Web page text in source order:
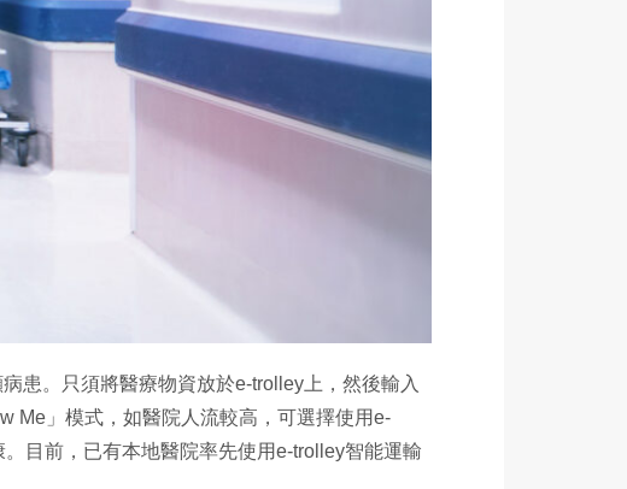
患。只須將醫療物資放於e-trolley上，然後輸入
Me」模式，如醫院人流較高，可選擇使用e-
目前，已有本地醫院率先使用e-trolley智能運輸